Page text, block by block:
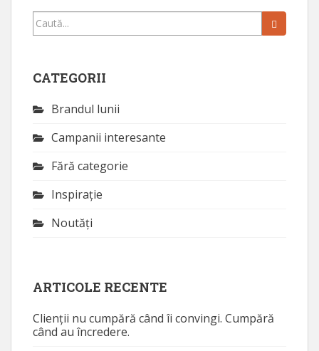
Caută...
CATEGORII
Brandul lunii
Campanii interesante
Fără categorie
Inspirație
Noutăţi
ARTICOLE RECENTE
Clienții nu cumpără când îi convingi. Cumpără
când au încredere.